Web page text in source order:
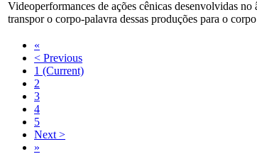
Videoperformances de ações cênicas desenvolvidas
transpor o corpo-palavra dessas produções para o
«
< Previous
1 (Current)
2
3
4
5
Next >
»